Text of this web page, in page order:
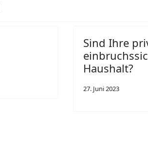
Sind Ihre
Haushalt?
27. Juni 2023